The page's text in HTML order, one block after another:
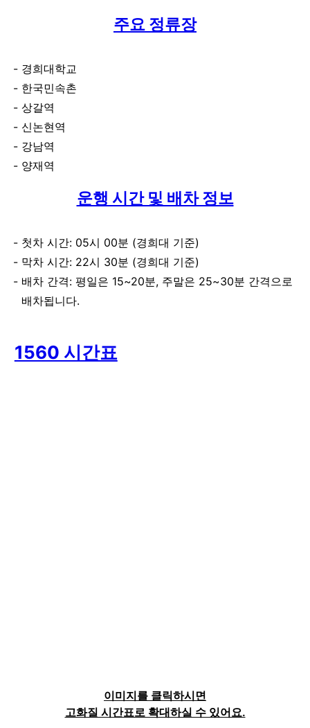
주요 정류장
경희대학교
한국민속촌
상갈역
신논현역
강남역
양재역
운행 시간 및 배차 정보
첫차 시간: 05시 00분 (경희대 기준)
막차 시간: 22시 30분 (경희대 기준)
배차 간격: 평일은 15~20분, 주말은 25~30분 간격으로
배차됩니다.
1560 시간표
이미지를 클릭하시면
고화질 시간표로 확대하실 수 있어요.